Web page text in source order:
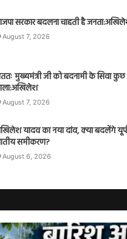
सरकार बदलना चाहती है
August 7, 2026
मुख्यमंत्री जी को बदनामी के सिवा
August 7, 2026
यादव का नया दांव, क्या बदलेंगे
समीकरण?
August 6, 2026